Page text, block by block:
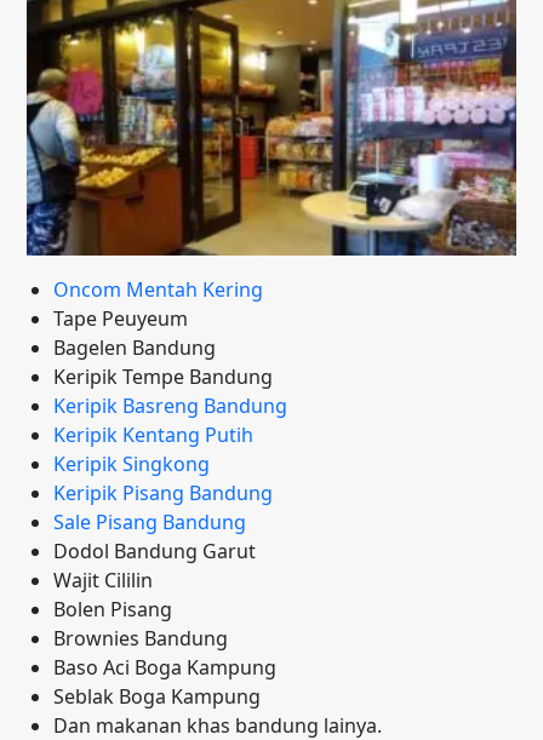
Oncom Mentah Kering
Tape Peuyeum
Bagelen Bandung
Keripik Tempe Bandung
Keripik Basreng Bandung
Keripik Kentang Putih
Keripik Singkong
Keripik Pisang Bandung
Sale Pisang Bandung
Dodol Bandung Garut
Wajit Cililin
Bolen Pisang
Brownies Bandung
Baso Aci Boga Kampung
Seblak Boga Kampung
Dan makanan khas bandung lainya.